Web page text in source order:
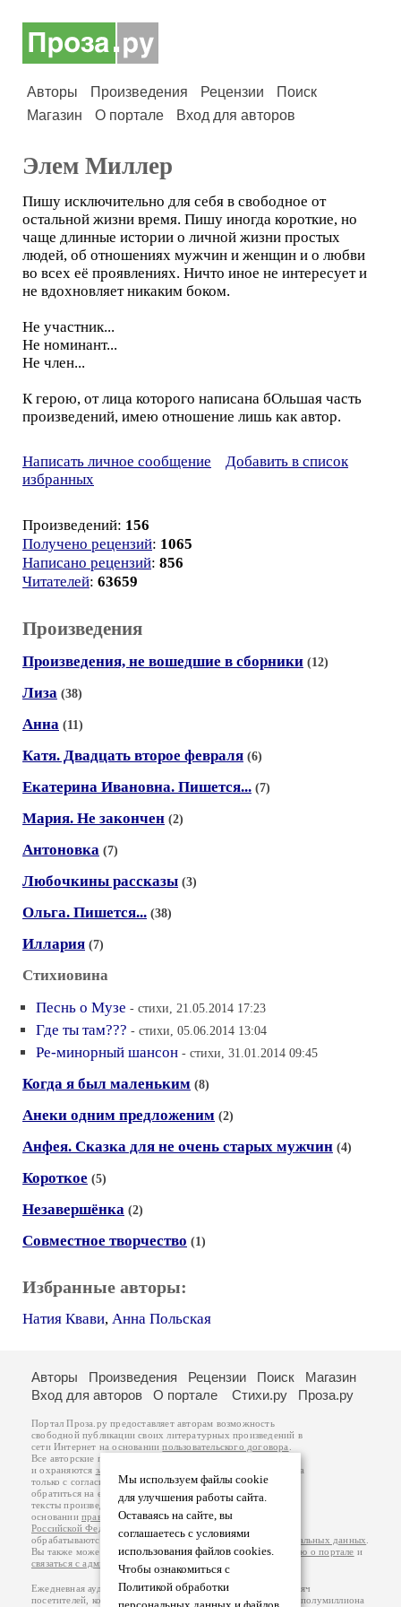
Авторы Произведения Рецензии
Поиск
Магазин
О портале Вход для авторов
Элем Миллер
Пишу исключительно для себя в свободное от
остальной жизни время. Пишу иногда короткие, но
чаще длинные истории о личной жизни простых
людей, об отношениях мужчин и женщин и о любви
во всех её проявлениях. Ничто иное не интересует и
не вдохновляет никаким боком.
Не участник...
Не номинант...
Не член...
К герою, от лица которого написана бОльшая часть
произведений, имею отношение лишь как автор.
Написать личное сообщение
Добавить в список
избранных
Произведений: 156
Получено рецензий: 1065
Написано рецензий: 856
Читателей: 63659
Произведения
Произведения, не вошедшие в сборники (12)
Лиза (38)
Анна (11)
Катя. Двадцать второе февраля (6)
Екатерина Ивановна. Пишется... (7)
Мария. Не закончен (2)
Антоновка (7)
Любочкины рассказы (3)
Ольга. Пишется... (38)
Иллария (7)
Стихиовина
Песнь о Музе - стихи, 21.05.2014 17:23
Где ты там??? - стихи, 05.06.2014 13:04
Ре-минорный шансон - стихи, 31.01.2014 09:45
Когда я был маленьким (8)
Анеки одним предложеним (2)
Анфея. Сказка для не очень старых мужчин (4)
Короткое (5)
Незавершёнка (2)
Совместное творчество (1)
Избранные авторы:
Натия Квави, Анна Польская
Мы используем файлы cookie
для улучшения работы сайта.
Оставаясь на сайте, вы
соглашаетесь с условиями
использования файлов cookies.
Чтобы ознакомиться с
Политикой обработки
Авторы Произведения Рецензии Поиск
Магазин
Вход для авторов
О портале Стихи.ру Проза.ру
Портал Проза.ру предоставляет авторам возможность
свободной публикации своих литературных произведений в
сети Интернет на основаниипользовательского договора
Все авторские права на произведения принадлежат авторам
и охраняются законом
. Перепечатка произведений возможна
только с согласия его автора, к которому вы можете
обратиться на его авторской странице. Ответственность за
тексты произведений авторы несут самостоятельно на
основанииправил публикацииизаконодательства
Российской Федерации
обрабатываются на основанииПолитики обработки персональных данных
Вы также можете посмотреть более подробнуюинформацию о портале и
связаться с администрацией
Ежедневная аудитория портала Проза.ру – порядка 100 тысяч
посетителей, которые в общей сумме просматривают более полумиллиона